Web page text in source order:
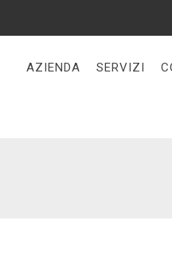
AZIENDA SERVIZI